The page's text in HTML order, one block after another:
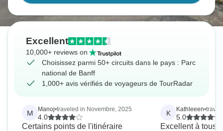
Excellent
10,000+ reviews on
Choisissez parmi 50+ circuits dans le pays : Parc
national de Banff
1,000+ avis vérifiés de voyageurs de TourRadar
M Manoj•traveled in Novembre, 2025
4.0
Certains points de l'itinéraire
K Kathleeen•
5.0
Excellent à tous